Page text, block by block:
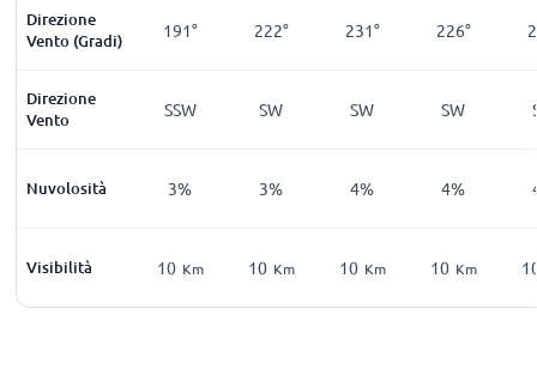
Direzione
Vento (Gradi)
191° 222° 231° 226°
Direzione
Vento
SSW SW SW SW
Nuvolosità 3% 3% 4% 4%
Visibilità 10 Km 10 Km 10 Km 10 Km